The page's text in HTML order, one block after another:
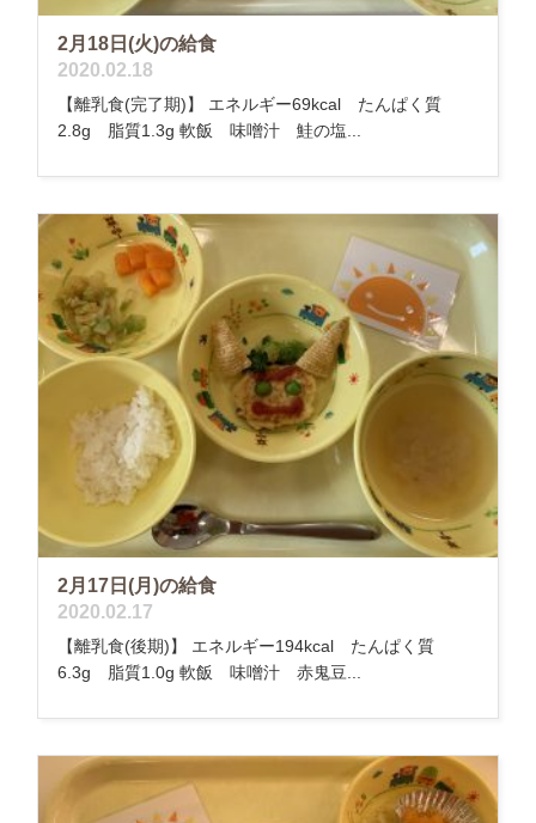
2月18日(火)の給食
2020.02.18
【離乳食(完了期)】 エネルギー69kcal たんぱく質
2.8g 脂質1.3g 軟飯 味噌汁 鮭の塩...
2月17日(月)の給食
2020.02.17
【離乳食(後期)】 エネルギー194kcal たんぱく質
6.3g 脂質1.0g 軟飯 味噌汁 赤鬼豆...